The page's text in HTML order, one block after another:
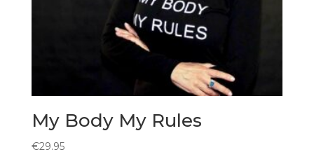
My Body My Rules
€29.95